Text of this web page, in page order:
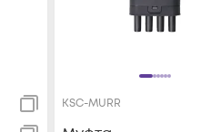
KSC-MURR